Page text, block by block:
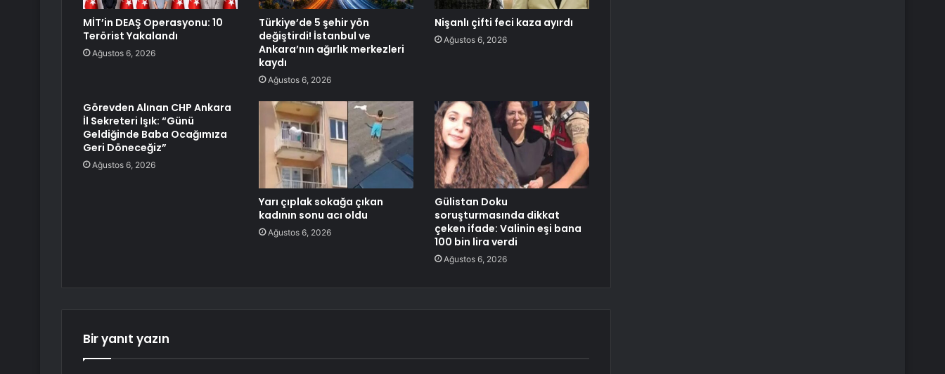
MİT’in DEAŞ Operasyonu: 10
Terörist Yakalandı
Ağustos 6, 2026
Türkiye’de 5 şehir yön
değiştirdi! İstanbul ve
Ankara’nın ağırlık merkezleri
kaydı
Ağustos 6, 2026
Nişanlı çifti feci kaza ayırdı
Ağustos 6, 2026
Görevden Alınan CHP Ankara
İl Sekreteri Işık: “Günü
Geldiğinde Baba Ocağımıza
Geri Döneceğiz”
Ağustos 6, 2026
Yarı çıplak sokağa çıkan
kadının sonu acı oldu
Ağustos 6, 2026
Gülistan Doku
soruşturmasında dikkat
çeken ifade: Valinin eşi bana
100 bin lira verdi
Ağustos 6, 2026
Bir yanıt yazın